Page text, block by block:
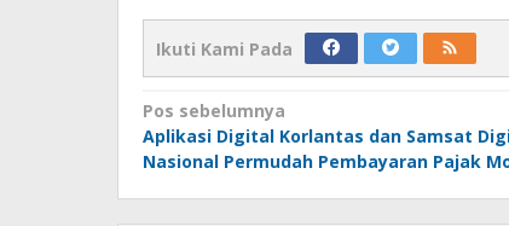
Ikuti Kami Pada
Navigasi
pos
Pos sebelumnya
Aplikasi Digital Korlantas dan Samsat
Nasional Permudah Pembayaran Pajak